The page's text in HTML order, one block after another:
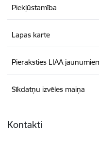
Piekļūstamība
Lapas karte
Pieraksties LIAA
Sīkdatņu izvēles maiņa
Kontakti